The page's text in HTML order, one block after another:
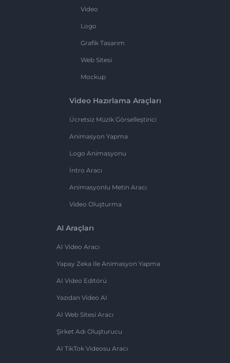
Video
Logo
Grafik Tasarım
Web Sitesi
Mockup
Video Hazırlama Araçları
Ücretsiz Müzik Görselleştirici
Animasyon Yapma
Logo Animasyonu
İntro Aracı
Animasyonlu Metin Aracı
Video Oluşturma
AI Araçları
AI Video Aracı
Yapay Zeka Ile Animasyon Yapma
AI Video Editörü
Yazıdan Video AI
AI Web Sitesi Aracı
Şirket Adı Oluşturucu
AI TikTok Videosu Aracı